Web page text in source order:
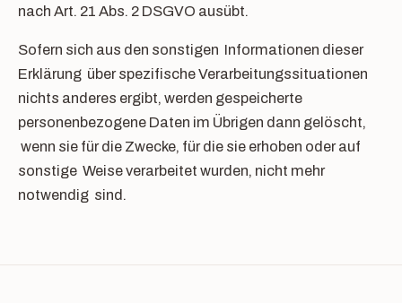
nach Art. 21 Abs. 2 DSGVO ausübt.
Sofern sich aus den sonstigen Informationen dieser
Erklärung über spezifische Verarbeitungssituationen
nichts anderes ergibt, werden gespeicherte
personenbezogene Daten im Übrigen dann gelöscht,
wenn sie für die Zwecke, für die sie erhoben oder auf
sonstige Weise verarbeitet wurden, nicht mehr
notwendig sind.